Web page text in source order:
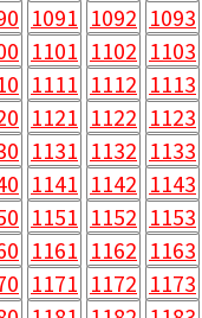
1091 1092 1093
1101 1102 1103
1111 1112 1113
1121 1122 1123
1131 1132 1133
1141 1142 1143
1151 1152 1153
1161 1162 1163
1171 1172 1173